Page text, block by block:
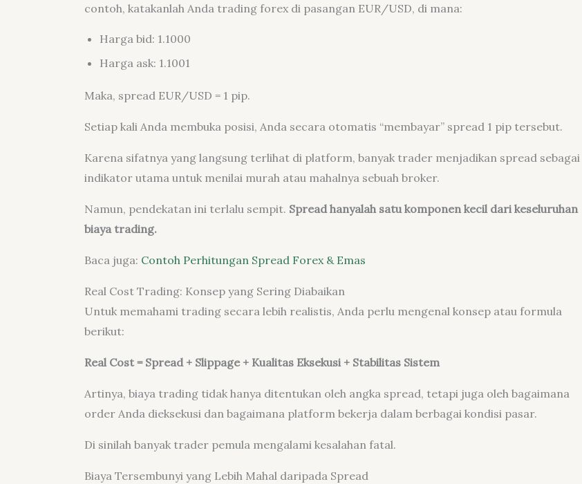
contoh, katakanlah Anda trading forex di pasangan EUR/USD, di mana:
Harga bid: 1.1000
Harga ask: 1.1001
Maka, spread EUR/USD = 1 pip.
Setiap kali Anda membuka posisi, Anda secara otomatis “membayar” spread 1 pip tersebut.
Karena sifatnya yang langsung terlihat di platform, banyak trader menjadikan spread sebagai
indikator utama untuk menilai murah atau mahalnya sebuah broker.
Namun, pendekatan ini terlalu sempit. Spread hanyalah satu komponen kecil dari keseluruhan
biaya trading.
Baca juga: Contoh Perhitungan Spread Forex & Emas
Real Cost Trading: Konsep yang Sering Diabaikan
Untuk memahami trading secara lebih realistis, Anda perlu mengenal konsep atau formula
berikut:
Real Cost = Spread + Slippage + Kualitas Eksekusi + Stabilitas Sistem
Artinya, biaya trading tidak hanya ditentukan oleh angka spread, tetapi juga oleh bagaimana
order Anda dieksekusi dan bagaimana platform bekerja dalam berbagai kondisi pasar.
Di sinilah banyak trader pemula mengalami kesalahan fatal.
Biaya Tersembunyi yang Lebih Mahal daripada Spread